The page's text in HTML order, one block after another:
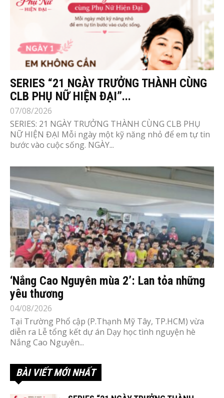
SERIES “21 NGÀY TRƯỞNG THÀNH CÙNG
CLB PHỤ NỮ HIỆN ĐẠI”...
07/08/2026
SERIES: 21 NGÀY TRƯỞNG THÀNH CÙNG CLB PHỤ
NỮ HIỆN ĐẠI Mỗi ngày một kỹ năng nhỏ để em tự tin
bước vào cuộc sống. NGÀY...
‘Nắng Cao Nguyên mùa 2’: Lan tỏa những
yêu thương
04/08/2026
Tại Trường Phổ cập (P.Thạnh Mỹ Tây, TP.HCM) vừa
diễn ra Lễ tổng kết dự án Dạy học tình nguyện hè
Nắng Cao Nguyên...
BÀI VIẾT MỚI NHẤT